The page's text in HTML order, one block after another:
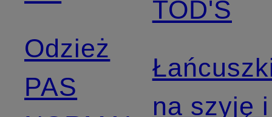
Odzież
PAS
TOD'S
na szyję i